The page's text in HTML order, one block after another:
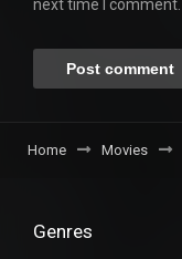
next time I comment.
Home Movies
Genres